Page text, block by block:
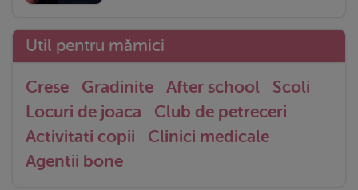
Util pentru mămici
Crese Gradinite After school
Scoli
Locuri de joaca
Club de petreceri
Activitati copii
Clinici medicale
Agentii bone